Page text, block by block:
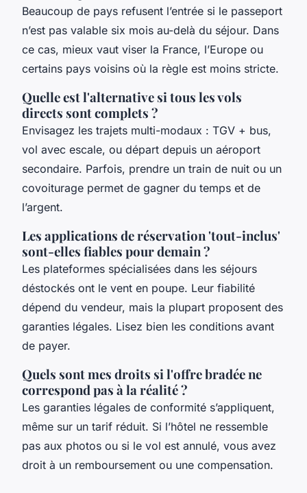
Beaucoup de pays refusent l’entrée si le passeport
n’est pas valable six mois au-delà du séjour. Dans
ce cas, mieux vaut viser la France, l’Europe ou
certains pays voisins où la règle est moins stricte.
Quelle est l'alternative si tous les vols
directs sont complets ?
Envisagez les trajets multi-modaux : TGV + bus,
vol avec escale, ou départ depuis un aéroport
secondaire. Parfois, prendre un train de nuit ou un
covoiturage permet de gagner du temps et de
l’argent.
Les applications de réservation 'tout-inclus'
sont-elles fiables pour demain ?
Les plateformes spécialisées dans les séjours
déstockés ont le vent en poupe. Leur fiabilité
dépend du vendeur, mais la plupart proposent des
garanties légales. Lisez bien les conditions avant
de payer.
Quels sont mes droits si l'offre bradée ne
correspond pas à la réalité ?
Les garanties légales de conformité s’appliquent,
même sur un tarif réduit. Si l’hôtel ne ressemble
pas aux photos ou si le vol est annulé, vous avez
droit à un remboursement ou une compensation.